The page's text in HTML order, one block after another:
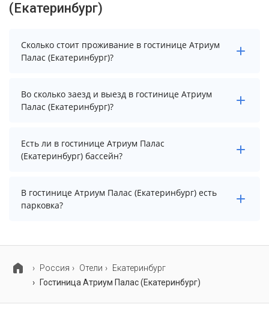
(Екатеринбург)
Сколько стоит проживание в гостинице Атриум
Палас (Екатеринбург)?
Стоимость проживания в гостинице Атриум Палас
(Екатеринбург) начинается от 9200 рублей. Чтобы
увидеть актуальные цены на проживание, выберите
Во сколько заезд и выезд в гостинице Атриум
Палас (Екатеринбург)?
Заезд возможен после 14:00, а выезд необходимо
осуществить до 12:00.
Есть ли в гостинице Атриум Палас
(Екатеринбург) бассейн?
В гостинице Атриум Палас (Екатеринбург) нет
бассейна.
В гостинице Атриум Палас (Екатеринбург) есть
парковка?
бронированием у менеджера, возможно, услуга
оплачивается отдельно.
Россия Отели
Екатеринбург
Гостиница Атриум Палас (Екатеринбург)